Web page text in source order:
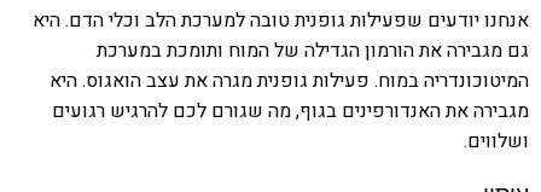
אנחנו יודעים שפעילות גופנית טובה למערכת הלב וכלי הדם. היא
גם מגבירה את הורמון הגדילה של המוח ותומכת במערכת
המיטוכונדריה במוח. פעילות גופנית מגרה את עצב הואגוס. היא
מגבירה את האנדורפינים בגוף, מה שגורם לכם להרגיש רגועים
ושלווים.